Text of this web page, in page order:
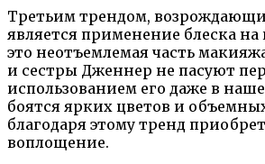
Третьим трендом,
является применение блеска на
это неотъемлемая часть
и сестры Дженнер не пасуют
использованием его даже в
боятся ярких цветов и
благодаря этому тренд
воплощение.